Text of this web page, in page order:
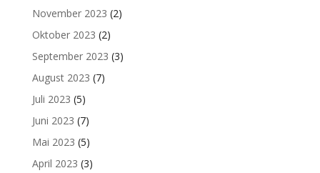
November 2023 (2)
Oktober 2023 (2)
September 2023 (3)
August 2023 (7)
Juli 2023 (5)
Juni 2023 (7)
Mai 2023 (5)
April 2023 (3)